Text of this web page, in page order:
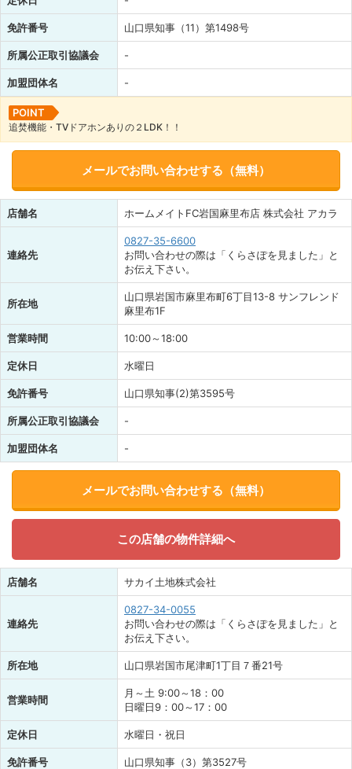
免許番号 山口県知事（11）第1498号
所属公正取引協議会 -
加盟団体名 -
POINT
追焚機能・TVドアホンありの２LDK！！
メールでお問い合わせする（無料）
店舗名 ホームメイトFC岩国麻里布店 株式会社 アカラ
連絡先
0827-35-6600
お問い合わせの際は「くらさぽを見ました」と
お伝え下さい。
所在地
山口県岩国市麻里布町6丁目13-8 サンフレンド
麻里布1F
営業時間 10:00～18:00
定休日 水曜日
免許番号 山口県知事(2)第3595号
所属公正取引協議会 -
加盟団体名 -
メールでお問い合わせする（無料）
この店舗の物件詳細へ
店舗名 サカイ土地株式会社
連絡先
0827-34-0055
お問い合わせの際は「くらさぽを見ました」と
お伝え下さい。
所在地 山口県岩国市尾津町1丁目７番21号
営業時間
月～土 9:00～18：00
日曜日9：00～17：00
定休日 水曜日・祝日
免許番号 山口県知事（3）第3527号